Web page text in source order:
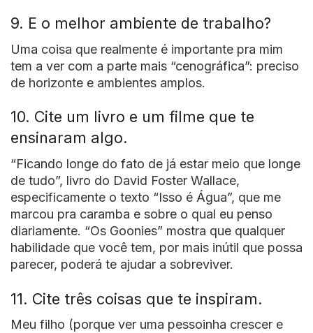
9. E o melhor ambiente de trabalho?
Uma coisa que realmente é importante pra mim
tem a ver com a parte mais “cenográfica”: preciso
de horizonte e ambientes amplos.
10. Cite um livro e um filme que te
ensinaram algo.
“Ficando longe do fato de já estar meio que longe
de tudo”, livro do David Foster Wallace,
especificamente o texto “Isso é Água”, que me
marcou pra caramba e sobre o qual eu penso
diariamente. “Os Goonies” mostra que qualquer
habilidade que você tem, por mais inútil que possa
parecer, poderá te ajudar a sobreviver.
11. Cite três coisas que te inspiram.
Meu filho (porque ver uma pessoinha crescer e